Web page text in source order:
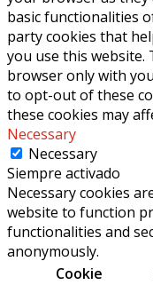
basic functionalities
party cookies that
you use this website.
browser only with
to opt-out of these
these cookies may
Necessary
Necessary
Siempre activado
Necessary cookies
website to function
functionalities and
anonymously.
Cookie